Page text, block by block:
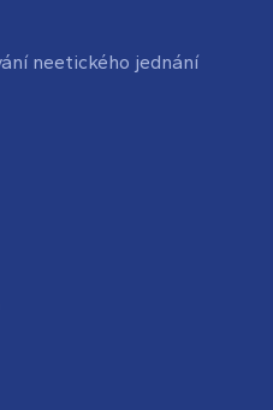
neetického jednání